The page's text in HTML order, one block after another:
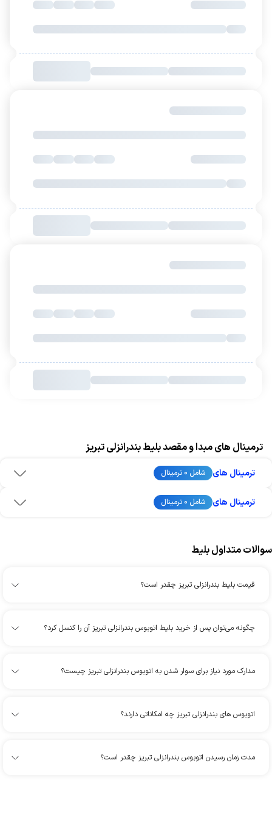
ترمینال های مبدا و مقصد بلیط بندرانزلی تبریز
ترمینال های شامل 0 ترمینال
ترمینال های شامل 0 ترمینال
سوالات متداول بلیط
قیمت بلیط بندرانزلی تبریز چقدر است؟
چگونه می‌توان پس از خرید بلیط اتوبوس بندرانزلی تبریز آن را کنسل کرد؟
مدارک مورد نیاز برای سوار شدن به اتوبوس بندرانزلی تبریز چیست؟
اتوبوس های بندرانزلی تبریز چه امکاناتی دارند؟
مدت زمان رسیدن اتوبوس بندرانزلی تبریز چقدر است؟